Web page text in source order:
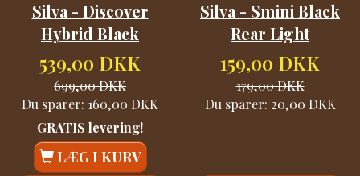
Silva - Discover
Hybrid Black
539,00 DKK
699,00 DKK
Du sparer: 160,00 DKK
GRATIS levering!
LÆG I KURV
Silva - Smini Black
Rear Light
159,00 DKK
179,00 DKK
Du sparer: 20,00 DKK